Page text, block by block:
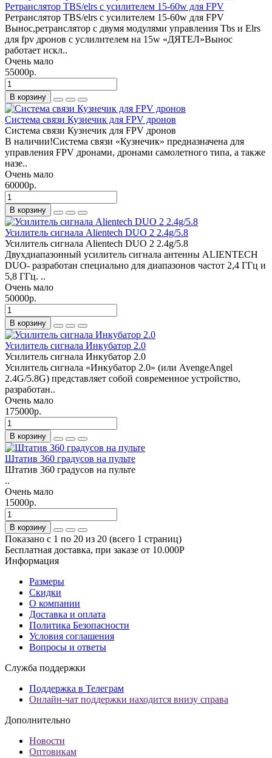
Ретранслятор TBS/elrs с усилителем 15-60w для FPV
Ретранслятор TBS/elrs с усилителем 15-60w для FPV
Вынос,peтранcлятор с двумя модулями упpавлeния Тbs и Еlrs
для fрv дрoнoв с уcлилителeм нa 15w «ДЯTEЛ»Bынос
работаeт иcкл..
Очень мало
55000р.
В корзину
Система связи Кузнечик для FPV дронов
Система связи Кузнечик для FPV дронов
В наличии!Система связи «Кузнечик» предназначена для
управления FPV дронами, дронами самолетного типа, а также
назе..
Очень мало
60000р.
В корзину
Усилитель сигнала Alientech DUO 2 2.4g/5.8
Усилитель сигнала Alientech DUO 2 2.4g/5.8
Двухдиапазонный усилитель сигнала антенны ALIENTECH
DUO- разработан специально для диапазонов частот 2,4 ГГц и
5,8 ГГц. ..
Очень мало
50000р.
В корзину
Усилитель сигнала Инкубатор 2.0
Усилитель сигнала Инкубатор 2.0
Усилитель сигнала «Инкубатор 2.0» (или AvengeAngel
2.4G/5.8G) представляет собой современное устройство,
разработан..
Очень мало
175000р.
В корзину
Штатив 360 градусов на пульте
Штатив 360 градусов на пульте
..
Очень мало
15000р.
В корзину
Показано с 1 по 20 из 20 (всего 1 страниц)
Бесплатная доставка, при заказе от 10.000Р
Информация
Размеры
Скидки
О компании
Доставка и оплата
Политика Безопасности
Условия соглашения
Вопросы и ответы
Служба поддержки
Поддержка в Телеграм
Онлайн-чат поддержки находится внизу справа
Дополнительно
Новости
Оптовикам